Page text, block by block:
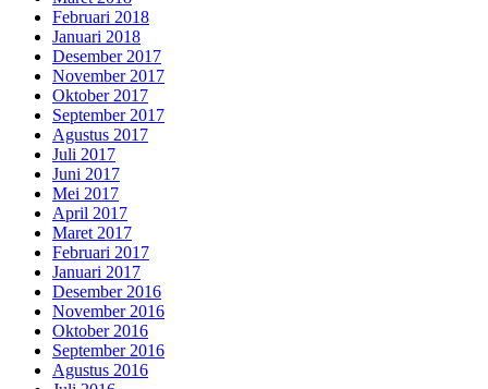
Februari 2018
Januari 2018
Desember 2017
November 2017
Oktober 2017
September 2017
Agustus 2017
Juli 2017
Juni 2017
Mei 2017
April 2017
Maret 2017
Februari 2017
Januari 2017
Desember 2016
November 2016
Oktober 2016
September 2016
Agustus 2016